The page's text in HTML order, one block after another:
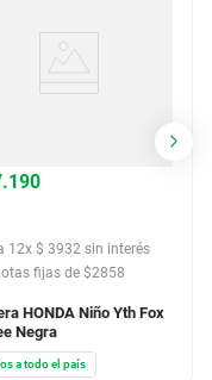
.190
12x $ 3932 sin interés
fijas de $2858
HONDA Niño Yth Fox
Negra
a todo el país